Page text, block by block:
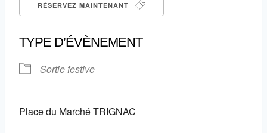
RÉSERVEZ MAINTENANT
TYPE D’ÉVÈNEMENT
Sortie festive
Place du Marché TRIGNAC